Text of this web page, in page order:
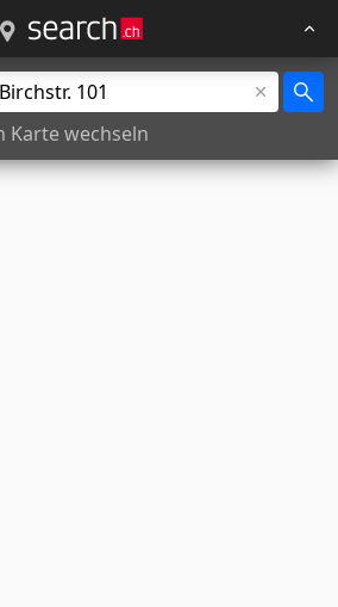
Karte wechseln